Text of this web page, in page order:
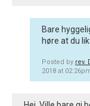
Bare
høre at du
Posted by rev.
2018 at